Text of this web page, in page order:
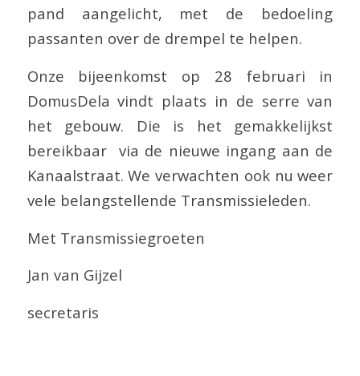
pand aangelicht, met de bedoeling
passanten over de drempel te helpen.
Onze bijeenkomst op 28 februari in
DomusDela vindt plaats in de serre van
het gebouw. Die is het gemakkelijkst
bereikbaar via de nieuwe ingang aan de
Kanaalstraat. We verwachten ook nu weer
vele belangstellende Transmissieleden.
Met Transmissiegroeten
Jan van Gijzel
secretaris